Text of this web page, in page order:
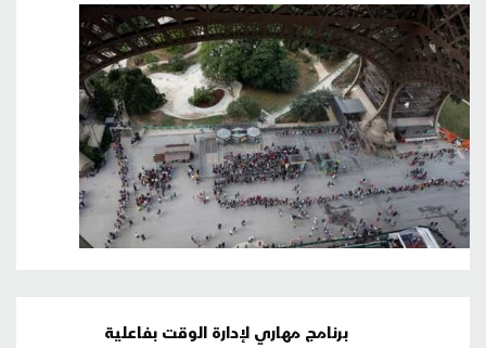
برنامج مهاري لإدارة الوقت بفاعلية